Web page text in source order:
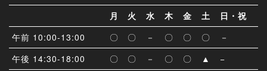
月 火 水 木 金 土
日・祝
午前 10:00-13:00
〇 〇 － 〇 〇 〇
－
午後 14:30-18:00
〇 〇 － 〇 〇 ▲ −